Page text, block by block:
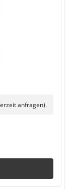
anfragen).